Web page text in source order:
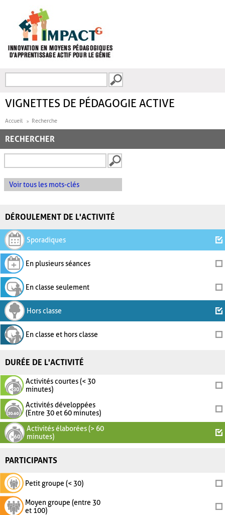
FORMULAIRE DE
VIGNETTES DE PÉDAGOGIE ACTIVE
Accueil Recherche
RECHERCHER
Voir tous les mots-clés
DÉROULEMENT DE L'ACTIVITÉ
Sporadiques
En plusieurs séances
En classe seulement
Hors classe
En classe et hors classe
DURÉE DE L'ACTIVITÉ
Activités courtes (< 30
minutes)
Activités développées
(Entre 30 et 60 minutes)
Activités élaborées (> 60
minutes)
PARTICIPANTS
Petit groupe (< 30)
Moyen groupe (entre 30
et 100)